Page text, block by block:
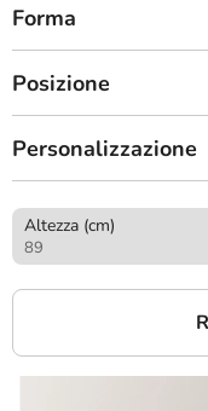
Forma
Posizione
Personalizzazione
Altezza (cm)
89
E